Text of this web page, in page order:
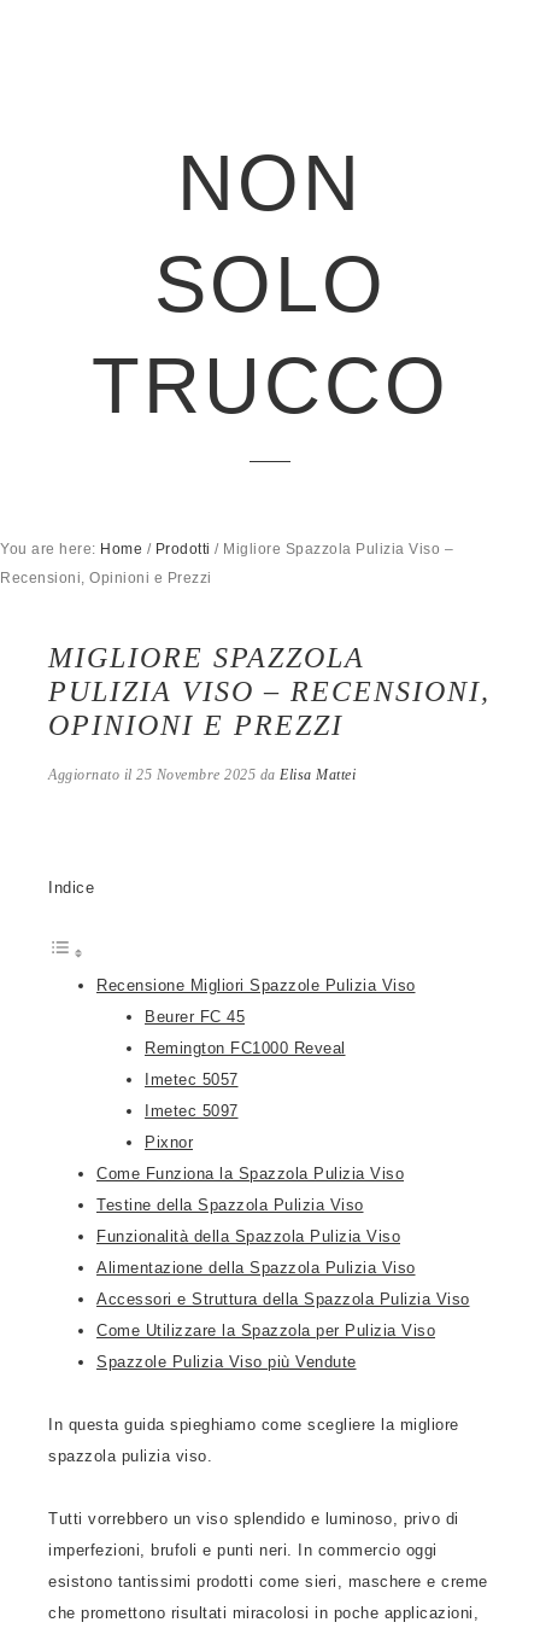
NON
SOLO
TRUCCO
You are here: Home / Prodotti /Migliore Spazzola Pulizia Viso –
Recensioni, Opinioni e Prezzi
MIGLIORE SPAZZOLA
PULIZIA VISO – RECENSIONI,
OPINIONI E PREZZI
Aggiornato il 25 Novembre 2025 da Elisa Mattei
Indice
Recensione Migliori Spazzole Pulizia Viso
Beurer FC 45
Remington FC1000 Reveal
Imetec 5057
Imetec 5097
Pixnor
Come Funziona la Spazzola Pulizia Viso
Testine della Spazzola Pulizia Viso
Funzionalità della Spazzola Pulizia Viso
Alimentazione della Spazzola Pulizia Viso
Accessori e Struttura della Spazzola Pulizia Viso
Come Utilizzare la Spazzola per Pulizia Viso
Spazzole Pulizia Viso più Vendute
In questa guida spieghiamo come scegliere la migliore
spazzola pulizia viso.
Tutti vorrebbero un viso splendido e luminoso, privo di
imperfezioni, brufoli e punti neri. In commercio oggi
esistono tantissimi prodotti come sieri, maschere e creme
che promettono risultati miracolosi in poche applicazioni,